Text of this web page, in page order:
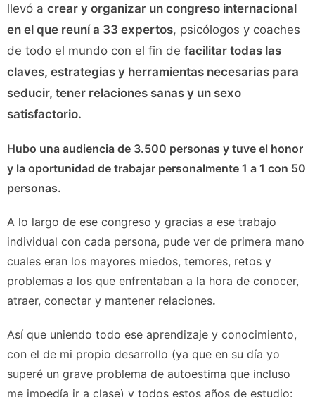
llevó a crear y organizar un congreso internacional
en el que reuní a 33 expertos, psicólogos y coaches
de todo el mundo con el fin de facilitar todas las
claves, estrategias y herramientas necesarias para
seducir, tener relaciones sanas y un sexo
satisfactorio.
Hubo una audiencia de 3.500 personas y tuve el honor
y la oportunidad de trabajar personalmente 1 a 1 con 50
personas.
A lo largo de ese congreso y gracias a ese trabajo
individual con cada persona, pude ver de primera mano
cuales eran los mayores miedos, temores, retos y
problemas a los que enfrentaban a la hora de conocer,
atraer, conectar y mantener relaciones.
Así que uniendo todo ese aprendizaje y conocimiento,
con el de mi propio desarrollo (ya que en su día yo
superé un grave problema de autoestima que incluso
me impedía ir a clase) y todos estos años de estudio: